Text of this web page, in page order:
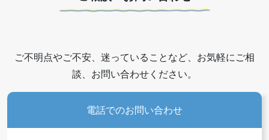
ご不明点やご不安、迷っていることなど、お気軽にご相
談、お問い合わせください。
電話でのお問い合わせ